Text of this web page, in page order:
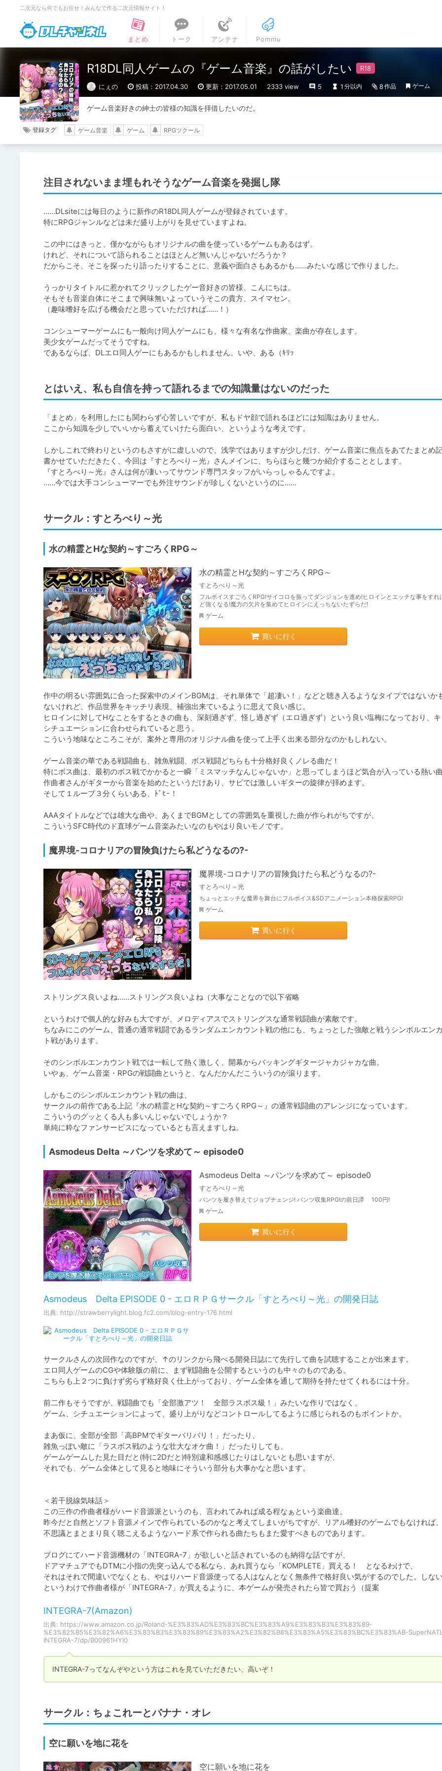
二次元なら何でもお任せ！みんなで作る二次元情報サイト！
DLチャンネル
まとめ
トーク アンテナ Pommu
R18DL同人ゲームの『ゲーム音楽』の話がしたい
にぇの 投稿：2017.04.30 更新：2017.05.01 2333 view 5 1 分以内 8作品 ゲーム
ゲーム音楽好きの紳士の皆様の知識を拝借したいのだ。
登録タグ ゲーム音楽 ゲーム RPGツクール
注目されないまま埋もれそうなゲーム音楽を発掘し隊
……DLsiteには毎日のように新作のR18DL同人ゲームが登録されています。
特にRPGジャンルなどは未だ盛り上がりを見せていますよね。
この中にはきっと、僅かながらもオリジナルの曲を使っているゲームもあるはず。
けれど、それについて語られることはほとんど無いんじゃないだろうか？
だからこそ、そこを探ったり語ったりすることに、意義や面白さもあるかも……みたいな感じで作りました。
うっかりタイトルに惹かれてクリックしたゲー音好きの皆様、こんにちは。
そもそも音楽自体にそこまで興味無いよっていうそこの貴方、スイマセン。
（趣味嗜好を広げる機会だと思っていただければ……！）
コンシューマーゲームにも一般向け同人ゲームにも、様々な有名な作曲家、楽曲が存在します。
美少女ゲームだってそうですね。
とはいえ、私も自信を持って語れるまでの知識量はないのだった
「まとめ」を利用したにも関わらず心苦しいですが、私もドヤ顔で語れるほどには知識はありません。
ここから知識を少しでいいから蓄えていけたら面白い、というような考えです。
しかしこれで終わりというのもさすがに虚しいので、浅学ではありますが少しだけ、ゲーム音楽に焦点をあてたまとめ
書かせていただきたく、今回は『すとろべり～光』さんメインに、ちらほらと幾つか紹介することとします。
『すとろべり～光』さんは何が凄いってサウンド専門スタッフがいらっしゃるんですよ。
……今では大手コンシューマーでも外注サウンドが珍しくないというのに……
サークル：すとろべり～光
水の精霊とHな契約～すごろくRPG～
水の精霊とHな契約～すごろくRPG～
すとろべり～光
フルボイスすごろくRPG!サイコロを振ってダンジョンを進め!ヒロインとエッチな事をすれ
ど強くなる!魔力の欠片を集めてヒロインにえっちないたずらだ!
ゲーム
買いに行く
作中の明るい雰囲気に合った探索中のメインBGMは、それ単体で「超凄い！」などと聴き入るようなタイプではないか
ないけれど、作品世界をキッチリ表現、補強出来ているように思えて良い感じ。
ヒロインに対してHなことをするときの曲も、深刻過ぎず、怪し過ぎず（エロ過ぎず）という良い塩梅になっており、
シチュエーションに合わせられていると思う。
こういう地味なところこそが、案外と専用のオリジナル曲を使って上手く出来る部分なのかもしれない。
ゲーム音楽の華である戦闘曲も、雑魚戦闘、ボス戦闘どちらも十分格好良くノレる曲だ！
特にボス曲は、最初のボス戦でかかると一瞬「ミスマッチなんじゃないか」と思ってしまうほど気合が入っている熱い
作曲者さんがギターから音楽を始めたというだけあり、サビでは激しいギターの旋律が拝めます。
そして１ループ３分くらいある、ﾄﾞﾋｰ！
AAAタイトルなどでは雄大な曲や、あくまでBGMとしての雰囲気を重視した曲が作られがちですが、
魔界境-コロナリアの冒険負けたら私どうなるの?-
魔界境-コロナリアの冒険負けたら私どうなるの?-
すとろべり～光
ちょっとエッチな魔界を舞台にフルボイス&SDアニメーション本格探索RPG!
ゲーム
買いに行く
ストリングス良いよね……ストリングス良いよね（大事なことなので以下省略
というわけで個人的な好みも大ですが、メロディアスでストリングスな通常戦闘曲が素敵です。
ちなみにこのゲーム、普通の通常戦闘であるランダムエンカウント戦の他にも、ちょっとした強敵と戦うシンボルエン
ト戦があります。
そのシンボルエンカウント戦では一転して熱く激しく、開幕からバッキングギタージャカジャカな曲。
いやぁ、ゲーム音楽・RPGの戦闘曲というと、なんだかんだこういうのが滾ります。
しかもこのシンボルエンカウント戦の曲は、
サークルの前作である上記『水の精霊とHな契約～すごろくRPG～』の通常戦闘曲のアレンジになっています。
こういうのグッとくる人も多いんじゃないでしょうか？
Asmodeus Delta ～パンツを求めて～ episode0
Asmodeus Delta ～パンツを求めて～ episode0
すとろべり～光
パンツを履き替えてジョブチェンジ! パンツ収集RPG!の前日譚 100円!
ゲーム
買いに行く
Asmodeus Delta EPISODE 0 - エロＲＰＧサークル「すとろべり～光」の開発日誌
出典: http://strawberrylight.blog.fc2.com/blog-entry-176.html
サークルさんの次回作なのですが、↑のリンクから飛べる開発日誌にて先行して曲を試聴することが出来ます。
エロ同人ゲームのCGや体験版の前に、まず戦闘曲を公開するというのも中々のものである。
こちらも上２つに負けず劣らず格好良く仕上がっており、ゲーム全体を通して期待を持たせてくれるには十分。
前二作もそうですが、戦闘曲でも「全部激アツ！　全部ラスボス級！」みたいな作りではなく、
ゲーム、シチュエーションによって、盛り上がりなどコントロールしてるように感じられるのもポイントか。
まあ仮に、全部が全部「高BPMでギターバリバリ！」だったり、
雑魚っぽい敵に「ラスボス戦のような壮大なオケ曲！」だったりしても、
ゲームゲームした見た目だと(特に2Dだと)特別違和感感じたりはしないとも思いますが、
それでも、ゲーム全体として見ると地味にそういう部分も大事かなと思います。
＜若干脱線気味話＞
この三作の作曲者様がハード音源派というのも、言われてみれば成る程なぁという楽曲達。
昨今だと自然とソフト音源メインで作られているのかなと考えてしまいがちですが、リアル嗜好のゲームでもなければ
不思議とまとまり良く聴こえるようなハード系で作られる曲たちもまた愛すべきものであります。
ブログにてハード音源機材の「INTEGRA-7」が欲しいと話されているのも納得な話ですが、
ドアマチュアでもDTMに小指の先突っ込んでる私なら、あれ買うなら「KOMPLETE」買える！　となるわけで、
それはそれで間違いでなくとも、やはりハード音源使ってる人はなんとなく無条件で格好良い気がするのでした。しな
というわけで作曲者様が「INTEGRA-7」が買えるように、本ゲームが発売されたら皆で買おう（提案
INTEGRA-7(Amazon)
出典: https://www.amazon.co.jp/Roland-%E3%83%AD%E3%83%BC%E3%83%A9%E3%83%B3%E3%83%89-
%E3%82%B5%E3%82%A6%E3%83%B3%E3%83%89%E3%83%A2%E3%82%B8%E3%83%A5%E3%83%BC%E3%83%AB-
INTEGRA-7/dp/B00961HYI0
INTEGRA-7ってなんぞやという方はこれを見ていただきたい、高いぞ！
サークル：ちょこれーとバナナ・オレ
空に願いを地に花を
空に願いを地に花を